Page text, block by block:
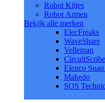
Robot Kitjes
Robot Armen
Bekijk alle merken
ElecFreaks
WaveShare
Velleman
CircuitScribe
Elenco
Makedo
SOS